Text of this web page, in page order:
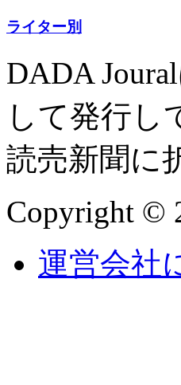
ライター別
DADA
して発行し
読売新聞に
Copyright ©
運営会社